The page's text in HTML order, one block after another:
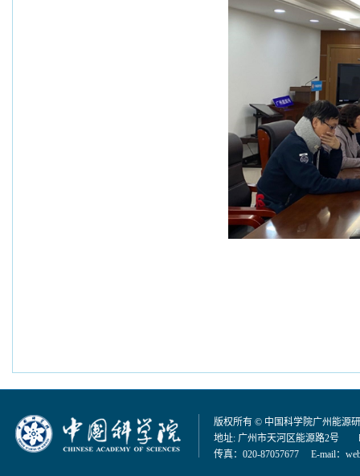
版权所有 © 中国科学院广州能源
地址: 广州市天河区能源路2号
传真：020-87057677 E-mail：